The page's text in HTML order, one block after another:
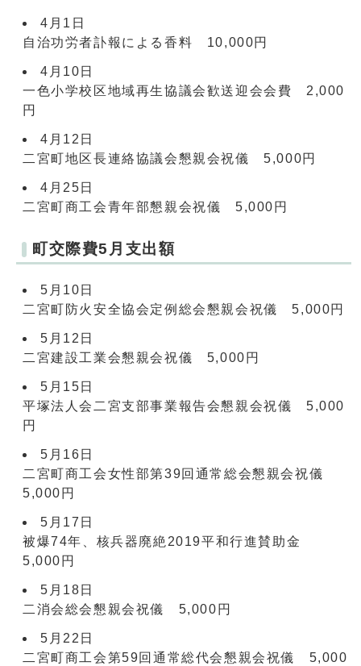
4月1日
自治功労者訃報による香料 10,000円
4月10日
一色小学校区地域再生協議会歓送迎会会費 2,000
円
4月12日
二宮町地区長連絡協議会懇親会祝儀 5,000円
4月25日
二宮町商工会青年部懇親会祝儀 5,000円
町交際費5月支出額
5月10日
二宮町防火安全協会定例総会懇親会祝儀 5,000円
5月12日
二宮建設工業会懇親会祝儀 5,000円
5月15日
平塚法人会二宮支部事業報告会懇親会祝儀 5,000
円
5月16日
二宮町商工会女性部第39回通常総会懇親会祝儀
5,000円
5月17日
被爆74年、核兵器廃絶2019平和行進賛助金
5,000円
5月18日
二消会総会懇親会祝儀 5,000円
5月22日
二宮町商工会第59回通常総代会懇親会祝儀 5,000